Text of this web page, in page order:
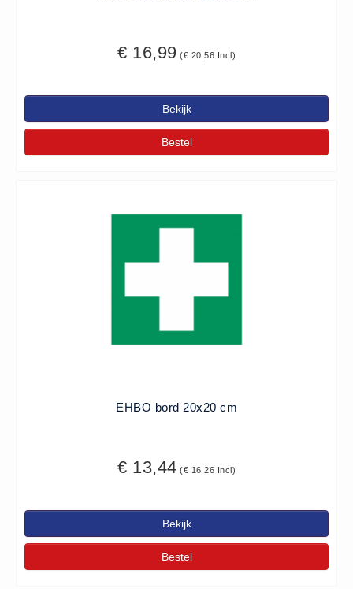
€ 16,99 (€ 20,56 Incl)
Bekijk
Bestel
EHBO bord 20x20 cm
€ 13,44 (€ 16,26 Incl)
Bekijk
Bestel